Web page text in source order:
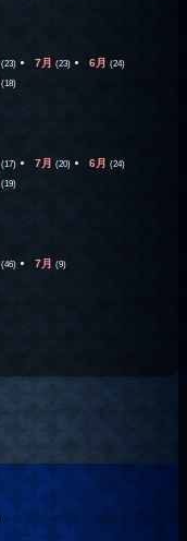
(23) 7月 (23) 6月 (24)
(18)
(17) 7月 (20) 6月 (24)
(19)
(46) 7月 (9)